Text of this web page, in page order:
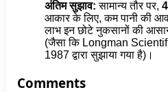
अंतिम सुझाव: सामान्य तौर पर,
आकार के लिए, कम पानी की
लाभ इन छोटे नुकसानों की
(जैसा कि Longman
1987 द्वारा सुझाया गया है)।
Comments